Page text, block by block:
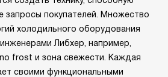
запросы покупателей. Множество
холодильного оборудования
Либхер, например,
frost и зона свежести. Каждая
своими функциональными